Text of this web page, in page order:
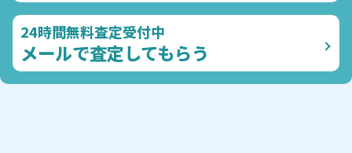
24時間無料査定受付中
メールで査定してもらう